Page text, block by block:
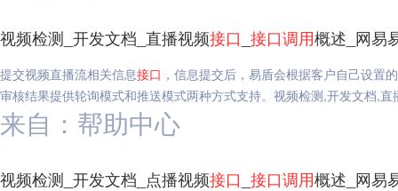
视频检测_开发文档_直播视频接口 接口调用概述_网易
提交视频直播流相关信息接口 ，信息提交后，易盾会根据客户自己设置
审核结果提供轮询模式和推送模式两种方式支持。视频检测,开发文档,直
来自：帮助中心
视频检测_开发文档_点播视频接口 接口调用概述_网易